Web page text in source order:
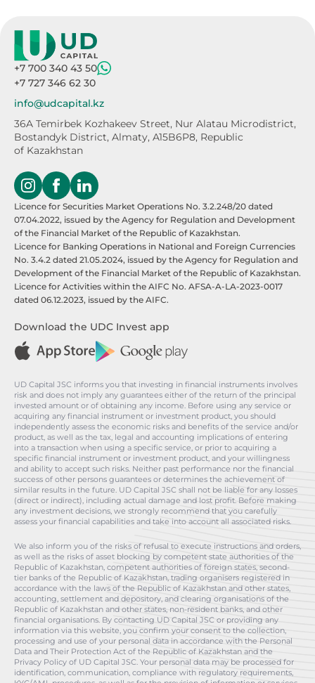
+7 700 340 43 50
+7 727 346 62 30
info@udcapital.kz
36A Temirbek Kozhakeev Street, Nur Alatau Microdistrict,
Bostandyk District, Almaty, A15B6P8, Republic
of Kazakhstan
Licence for Securities Market Operations No. 3.2.248/20 dated
07.04.2022, issued by the Agency for Regulation and Development
of the Financial Market of the Republic of Kazakhstan.
Licence for Banking Operations in National and Foreign Currencies
No. 3.4.2 dated 21.05.2024, issued by the Agency for Regulation and
Development of the Financial Market of the Republic of Kazakhstan.
Licence for Activities within the AIFC No. AFSA-A-LA-2023-0017
dated 06.12.2023, issued by the AIFC.
Download the UDC Invest app
UD Capital JSC informs you that investing in financial instruments involves
risk and does not imply any guarantees either of the return of the principal
invested amount or of obtaining any income. Before using any service or
acquiring any financial instrument or investment product, you should
independently assess the economic risks and benefits of the service and/or
product, as well as the tax, legal and accounting implications of entering
into a transaction when using a specific service, or prior to acquiring a
specific financial instrument or investment product, and your willingness
and ability to accept such risks. Neither past performance nor the financial
success of other persons guarantees or determines the achievement of
similar results in the future. UD Capital JSC shall not be liable for any losses
(direct or indirect), including actual damage and lost profit. Before making
any investment decisions, we strongly recommend that you carefully
assess your financial capabilities and take into account all associated risks.
We also inform you of the risks of refusal to execute instructions and orders,
as well as the risks of asset blocking by competent state authorities of the
Republic of Kazakhstan, competent authorities of foreign states, second-
tier banks of the Republic of Kazakhstan, trading organisers registered in
accordance with the laws of the Republic of Kazakhstan and other states,
accounting, settlement and depository, and clearing organisations of the
Republic of Kazakhstan and other states, non-resident banks, and other
financial organisations. By contacting UD Capital JSC or providing any
information via this website, you confirm your consent to the collection,
processing and use of your personal data in accordance with the Personal
Data and Their Protection Act of the Republic of Kazakhstan and the
Privacy Policy of UD Capital JSC. Your personal data may be processed for
identification, communication, compliance with regulatory requirements,